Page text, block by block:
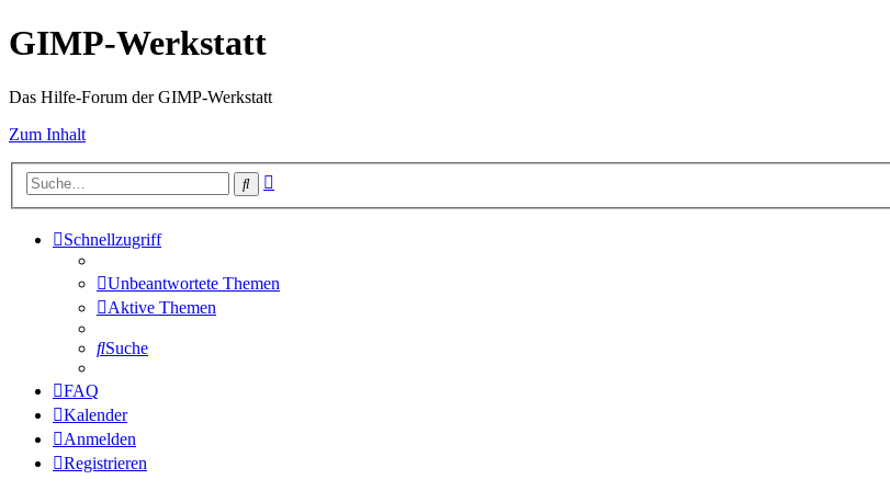
GIMP-Werkstatt
Das Hilfe-Forum der GIMP-Werkstatt
Zum Inhalt
Suche
Schnellzugriff
Unbeantwortete Themen
Aktive Themen
Suche
FAQ
Kalender
Anmelden
Registrieren